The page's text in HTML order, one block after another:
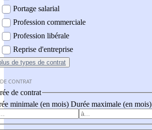
Portage salarial
Profession commerciale
Profession libérale
Reprise d'entreprise
de types de contrat
CONTRAT
de contrat
minimale (en mois) Durée maximale (en mois)